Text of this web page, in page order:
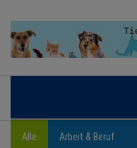
ORTENAU
Alle Arbeit & Beruf